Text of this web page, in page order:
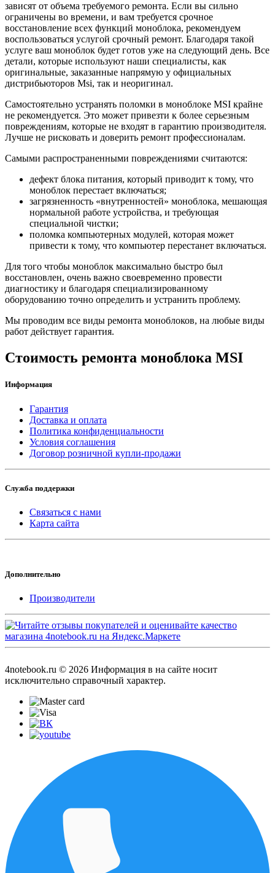
зависят от объема требуемого ремонта. Если вы сильно
ограничены во времени, и вам требуется срочное
восстановление всех функций моноблока, рекомендуем
воспользоваться услугой срочный ремонт. Благодаря такой
услуге ваш моноблок будет готов уже на следующий день. Все
детали, которые используют наши специалисты, как
оригинальные, заказанные напрямую у официальных
дистрибьюторов Msi, так и неоригинал.
Самостоятельно устранять поломки в моноблоке MSI крайне
не рекомендуется. Это может привезти к более серьезным
повреждениям, которые не входят в гарантию производителя.
Лучше не рисковать и доверить ремонт профессионалам.
Самыми распространенными повреждениями считаются:
дефект блока питания, который приводит к тому, что
моноблок перестает включаться;
загрязненность «внутренностей» моноблока, мешающая
нормальной работе устройства, и требующая
специальной чистки;
поломка компьютерных модулей, которая может
привести к тому, что компьютер перестанет включаться.
Для того чтобы моноблок максимально быстро был
восстановлен, очень важно своевременно провести
диагностику и благодаря специализированному
оборудованию точно определить и устранить проблему.
Мы проводим все виды ремонта моноблоков, на любые виды
работ действует гарантия.
Стоимость ремонта моноблока MSI
Информация
Гарантия
Доставка и оплата
Политика конфиденциальности
Условия соглашения
Договор розничной купли-продажи
Служба поддержки
Связаться с нами
Карта сайта
Дополнительно
Производители
4notebook.ru © 2026 Информация в на сайте носит
исключительно справочный характер.